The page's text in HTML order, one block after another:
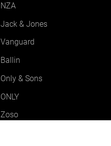
NZA
Jack & Jones
Vanguard
Ballin
Only & Sons
ONLY
Zoso